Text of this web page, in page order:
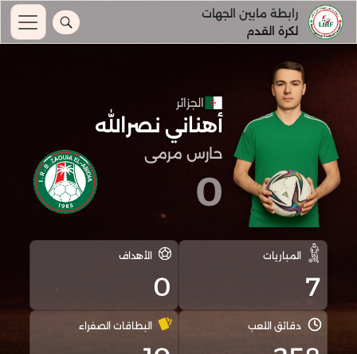
رابطة مابين الجهات
لكرة القدم
الجزائر
أهناني نصرالله
حارس مرمى
0
المباريات
7
الأهداف
0
دقائق اللعب البطاقات الصفراء